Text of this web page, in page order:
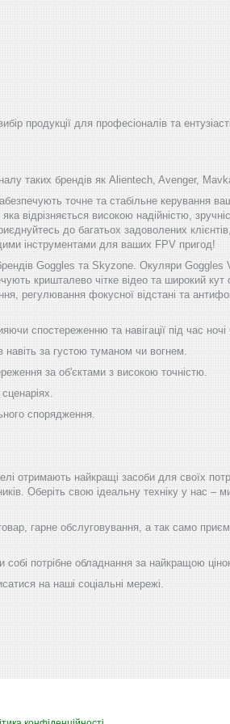
продукції для професіоналів та
таких брендів як Alientech, Avenger,
точне та стабільне керування
відрізняється високою надійністю,
до багатьох задоволених
інструментами для ваших FPV пригод!
Goggles та Skyzone. Окуляри Goggles
кришталево чітке відео та широкий
регулювання фокусної відстані та
спостереженню та навігації під час
навіть за густою туманом чи вогнем.
за об'єктами з високою точністю.
спорядження.
отримають найкращі засоби для своїх
Оберіть свою ідеальну техніку у нас –
гарне обслуговування, а так само
собі потрібне обладнання за найкращою
на наші соціальні мережі.